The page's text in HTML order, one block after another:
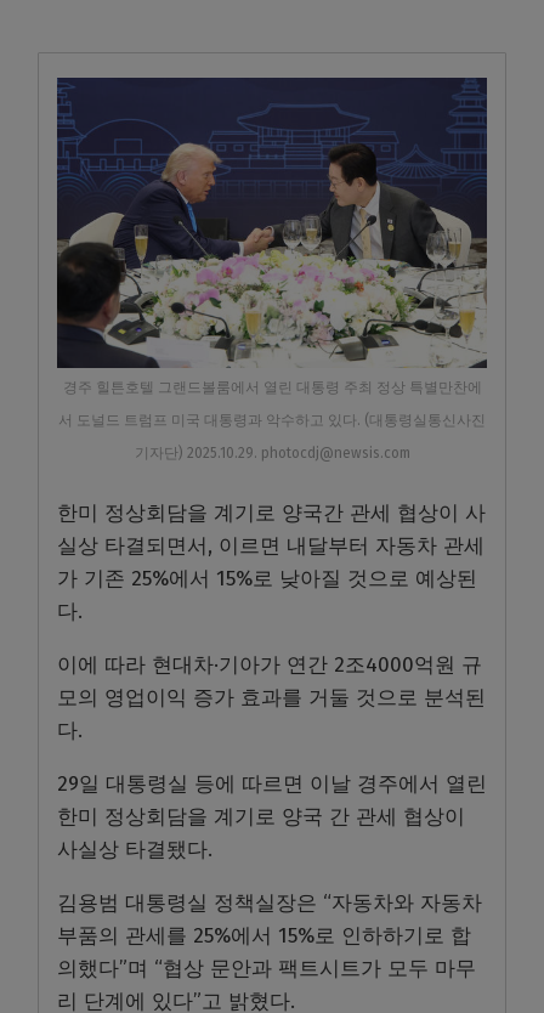
경주 힐튼호텔 그랜드볼룸에서 열린 대통령 주최 정상 특별만찬에
서 도널드 트럼프 미국 대통령과 악수하고 있다. (대통령실통신사진
기자단) 2025.10.29. photocdj@newsis.com
한미 정상회담을 계기로 양국간 관세 협상이 사
실상 타결되면서, 이르면 내달부터 자동차 관세
가 기존 25%에서 15%로 낮아질 것으로 예상된
다.
이에 따라 현대차·기아가 연간 2조4000억원 규
모의 영업이익 증가 효과를 거둘 것으로 분석된
다.
29일 대통령실 등에 따르면 이날 경주에서 열린
한미 정상회담을 계기로 양국 간 관세 협상이
사실상 타결됐다.
김용범 대통령실 정책실장은 “자동차와 자동차
부품의 관세를 25%에서 15%로 인하하기로 합
의했다”며 “협상 문안과 팩트시트가 모두 마무
리 단계에 있다”고 밝혔다.